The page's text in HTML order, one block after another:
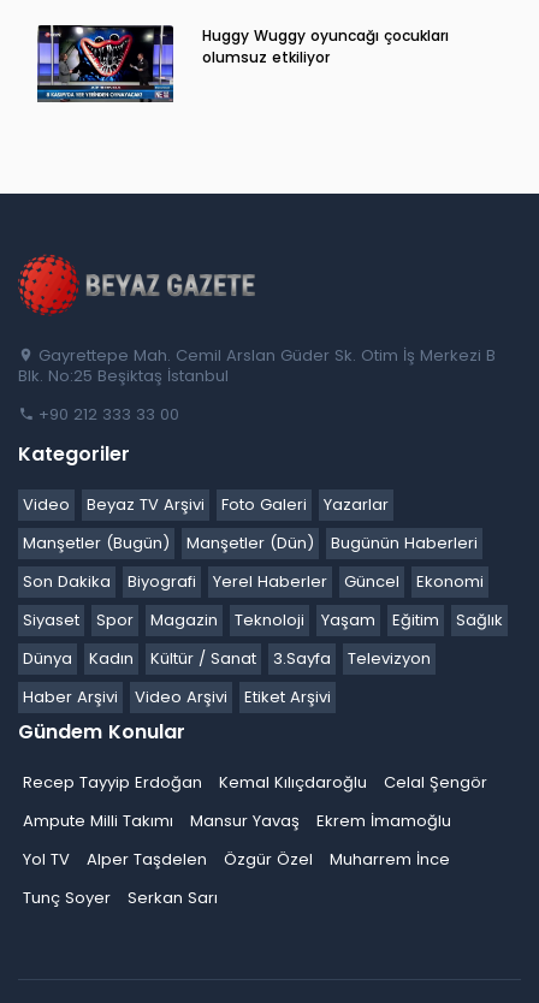
Huggy Wuggy oyuncağı çocukları
olumsuz etkiliyor
Gayrettepe Mah. Cemil Arslan Güder Sk. Otim İş Merkezi B
Blk. No:25 Beşiktaş İstanbul
+90 212 333 33 00
Kategoriler
Video Beyaz TV Arşivi Foto Galeri
Yazarlar
Manşetler (Bugün)
Manşetler (Dün)
Bugünün Haberleri
Son Dakika
Biyografi Yerel Haberler Güncel
Ekonomi
Siyaset
Spor Magazin Teknoloji Yaşam Eğitim
Sağlık
Dünya
Kadın Kültür / Sanat 3.Sayfa
Televizyon
Haber Arşivi
Video Arşivi Etiket Arşivi
Gündem Konular
Recep Tayyip Erdoğan Kemal Kılıçdaroğlu
Celal Şengör
Ampute Milli Takımı
Mansur Yavaş
Ekrem İmamoğlu
Yol TV
Alper Taşdelen Özgür Özel
Muharrem İnce
Tunç Soyer
Serkan Sarı